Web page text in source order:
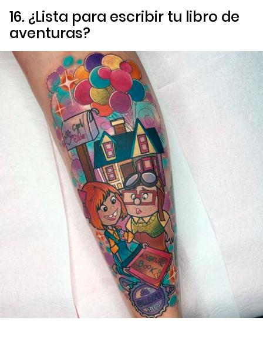
16. ¿Lista para escribir tu libro de
aventuras?